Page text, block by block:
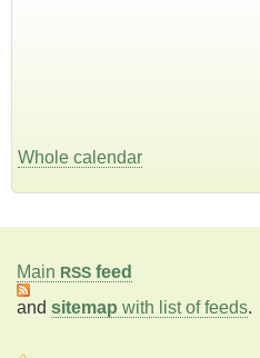
Whole calendar
Main RSS feed
and sitemap with list of feeds.